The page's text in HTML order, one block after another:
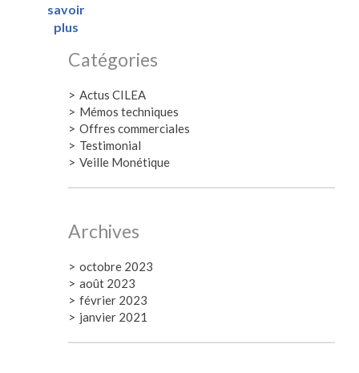
savoir
plus
Catégories
Actus CILEA
Mémos techniques
Offres commerciales
Testimonial
Veille Monétique
Archives
octobre 2023
août 2023
février 2023
janvier 2021